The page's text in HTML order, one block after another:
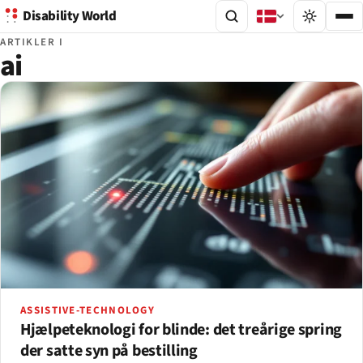
Disability World
ARTIKLER I
ai
ASSISTIVE-TECHNOLOGY
Hjælpeteknologi for blinde: det treårige spring
der satte syn på bestilling